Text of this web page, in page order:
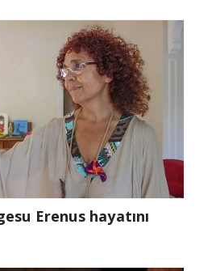
Erenus hayatını